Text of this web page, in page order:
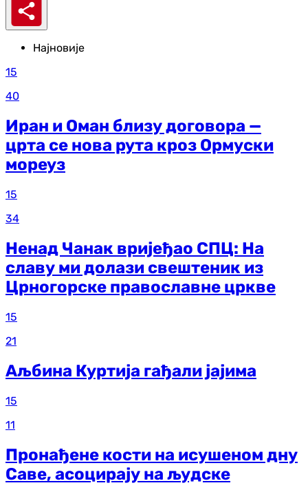
Најновије
15
40
Иран и Оман близу договора —
црта се нова рута кроз Ормуски
мореуз
15
34
Ненад Чанак вријеђао СПЦ: На
славу ми долази свештеник из
Црногорске православне цркве
15
21
Аљбина Куртија гађали јајима
15
11
Пронађене кости на исушеном дну
Саве, асоцирају на људске